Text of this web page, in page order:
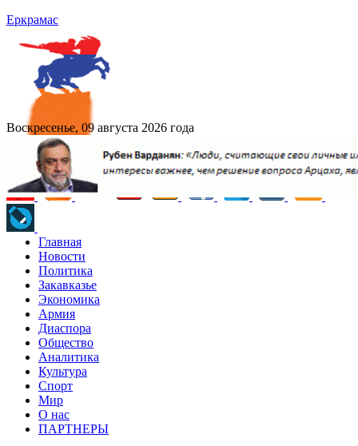
Еркрамас
Воскресенье, 09 августа 2026 года
Главная
Новости
Политика
Закавказье
Экономика
Армия
Диаспора
Общество
Аналитика
Культура
Спорт
Мир
О нас
ПАРТНЕРЫ